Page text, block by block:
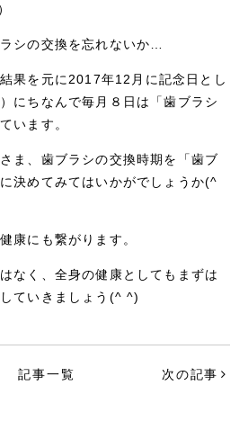
シの交換を忘れないか…
果を元に2017年12月に記念日とし
にちなんで毎月８日は「歯ブラシ
います。
ま、歯ブラシの交換時期を「歯ブ
決めてみてはいかがでしょうか(^
康にも繋がります。
なく、全身の健康としてもまずは
ていきましょう(^ ^)
記事一覧 次の記事